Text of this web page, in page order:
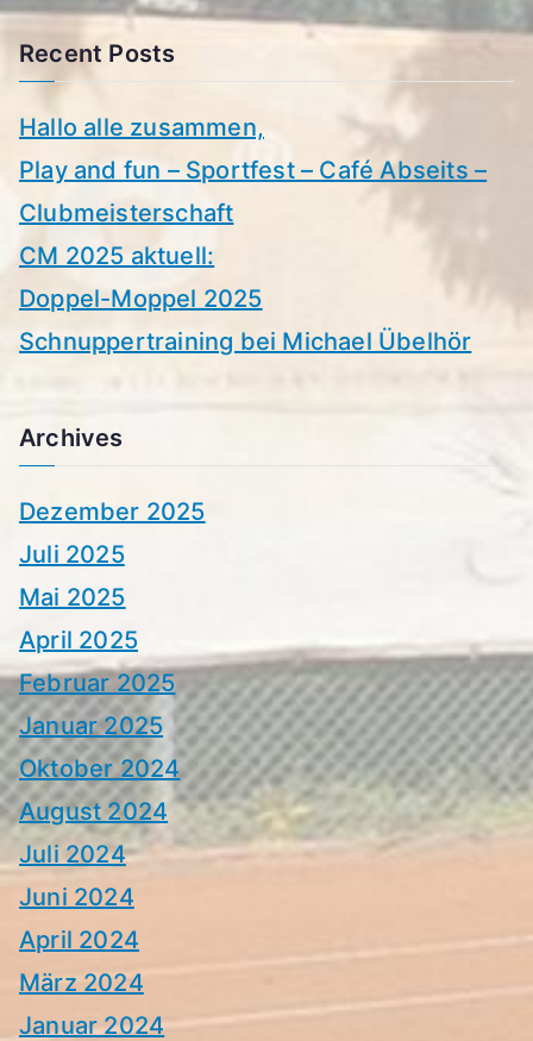
Recent Posts
Hallo alle zusammen,
Play and fun – Sportfest – Café Abseits –
Clubmeisterschaft
CM 2025 aktuell:
Doppel-Moppel 2025
Schnuppertraining bei Michael Übelhör
Archives
Dezember 2025
Juli 2025
Mai 2025
April 2025
Februar 2025
Januar 2025
Oktober 2024
August 2024
Juli 2024
Juni 2024
April 2024
März 2024
Januar 2024